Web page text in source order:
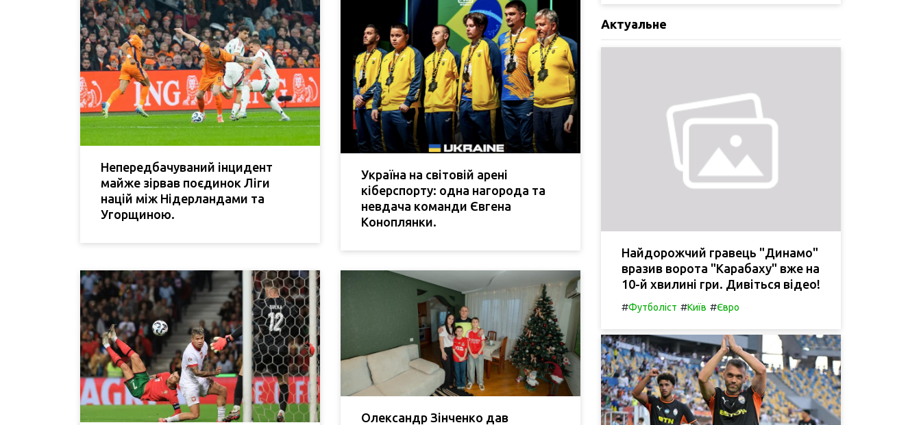
Непередбачуваний інцидент
майже зірвав поєдинок Ліги
націй між Нідерландами та
Угорщиною.
Україна на світовій арені
кіберспорту: одна нагорода та
невдача команди Євгена
Коноплянки.
Олександр Зінченко дав
Актуальне
Найдорожчий гравець "Динамо"
вразив ворота "Карабаху" вже на
10-й хвилині гри. Дивіться відео!
#Футболіст #Київ #Євро